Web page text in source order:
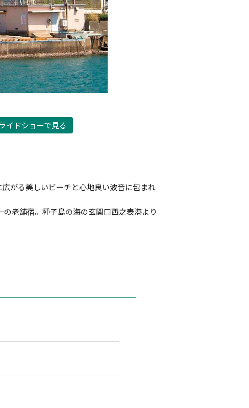
イドショーで見る
がる美しいビーチと心地良い波音に包まれ
老舗宿。種子島の海の玄関口西之表港より